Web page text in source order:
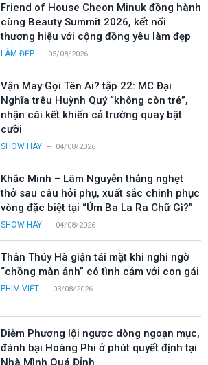
Friend of House Cheon Minuk đồng hành
cùng Beauty Summit 2026, kết nối
thương hiệu với cộng đồng yêu làm đẹp
LÀM ĐẸP 05/08/2026
Vận May Gọi Tên Ai? tập 22: MC Đại
Nghĩa trêu Huỳnh Quý “không còn trẻ”,
nhận cái kết khiến cả trường quay bật
cười
SHOW HAY 04/08/2026
Khắc Minh – Lâm Nguyễn thắng nghẹt
thở sau câu hỏi phụ, xuất sắc chinh phục
vòng đặc biệt tại “Úm Ba La Ra Chữ Gì?”
SHOW HAY 04/08/2026
Thân Thúy Hà giận tái mặt khi nghi ngờ
“chồng màn ảnh” có tình cảm với con gái
PHIM VIỆT 03/08/2026
Diễm Phương lội ngược dòng ngoạn mục,
đánh bại Hoàng Phi ở phút quyết định tại
Nhà Mình Quá Đỉnh